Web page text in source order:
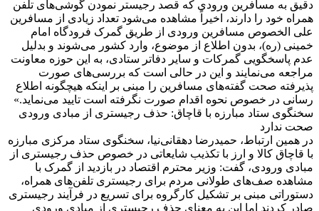
دقیق به مسافرین ورودی که قصد رجیستر نمودن گوشی‌های تلفن
همراه خود را دارند، اخیراً مشاهده می‌شود تعداد زیادی از مسافرین
علی الخصوص مسافرین ورودی از طریق گمرک فرودگاه امام
خمینی (ره)، بدون اطلاع از موضوع، وارد کشور می‌شوند و بدلیل
عدم پاسخگویی گمرکات و سایر دفاتر ستادی، به این حوزه معاونت
مراجعه می‌نمایند و این در حالی است که بررسی‌های صورت
پذیرفته صحت گفته‌های مسافرین را مبنی بر اینکه هیچگونه اطلاع
رسانی در خصوص نحوه اقدام صورت نگرفته است تایید می‌نماید.»
سخنگوی ستاد مبارزه با قاچاق: حذف رجیستری از مبادی ورودی
صحت ندارد
در همین ارتباط، حمیدرضا دهقانی‌نیا، سخنگوی ستاد مرکزی مبارزه
با قاچاق کالا و ارز با تکذیب شایعاتی در خصوص حذف رجیستری از
مبادی ورودی، گفت: وزیر محترم اقتصاد در بازدید از گمرک با
مشاهده صف‌های طولانی مردم برای رجیستری تلفن‌های همراه،
دستوراتی مبنی بر تشکیل کارگروه برای تسریع در فرآیند رجیستری
صادر کردند اما این به معنای حذف رجیستری از مبادی ورودی